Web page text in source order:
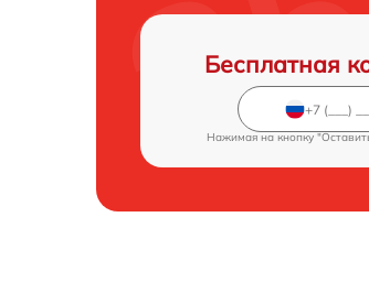
Бесплатная
Нажимая на кнопку